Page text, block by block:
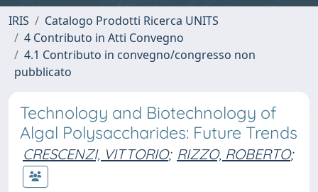
IRIS
Catalogo Prodotti Ricerca UNITS
4 Contributo in Atti Convegno
4.1 Contributo in convegno/congresso non
pubblicato
Technology and Biotechnology of
Algal Polysaccharides: Future Trends
CRESCENZI, VITTORIO; RIZZO, ROBERTO;